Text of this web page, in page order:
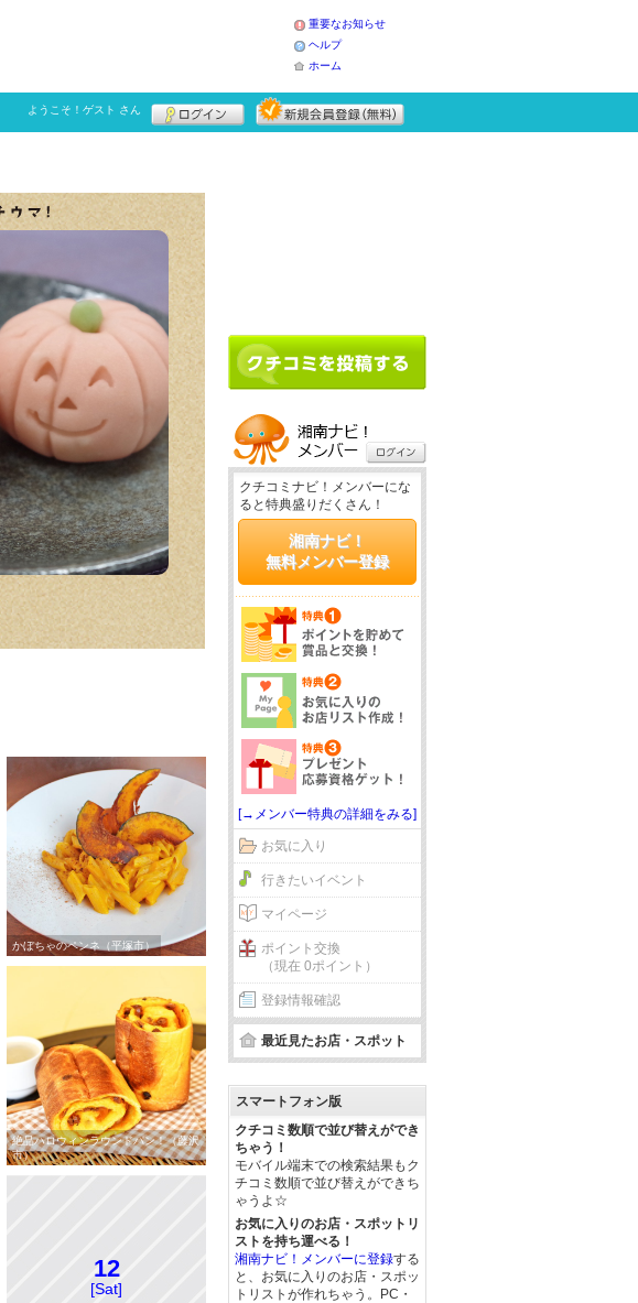
重要なお知らせ
ヘルプ
ホーム
ようこそ！ ゲスト さん
かぼちゃのペンネ（平塚市）
絶品ハロウィンラウンドパン！（藤沢
市）
12
[Sat]
クチコミナビ！メンバーにな
ると特典盛りだくさん！
湘南ナビ！
無料メンバー登録
[→メンバー特典の詳細をみる]
お気に入り
行きたいイベント
マイページ
ポイント交換
（現在 0ポイント）
登録情報確認
最近見たお店・スポット
スマートフォン版
クチコミ数順で並び替えができ
ちゃう！
モバイル端末での検索結果もク
チコミ数順で並び替えができち
ゃうよ☆
お気に入りのお店・スポットリ
ストを持ち運べる！
湘南ナビ！メンバーに登録する
と、お気に入りのお店・スポッ
トリストが作れちゃう。PC・